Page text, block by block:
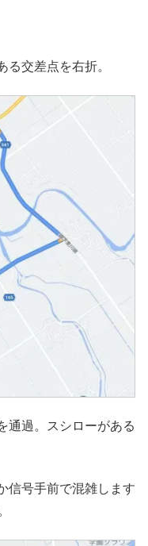
交差点を右折。
通過。スシローがある
信号手前で混雑します